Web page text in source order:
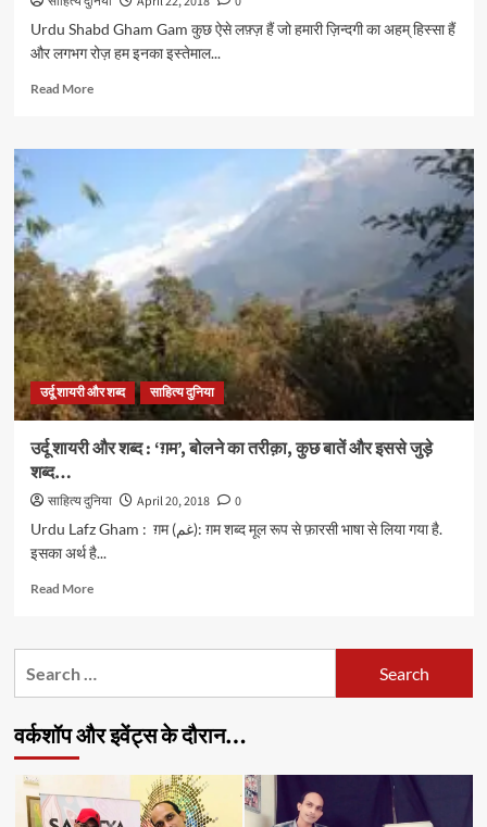
Urdu Shabd Gham Gam कुछ ऐसे लफ़्ज़ हैं जो हमारी ज़िन्दगी का अहम् हिस्सा हैं
और लगभग रोज़ हम इनका इस्तेमाल...
Read MoreRead
उर्दू
और
शब्द
नहीं
फिर,
गम
नहीं
ग़म,
मिजाज़
नहीं
मिज़ाज…
उर्दू शायरी और शब्द साहित्य दुनिया
उर्दू शायरी और शब्द : ‘ग़म’, बोलने का तरीक़ा, कुछ बातें और इससे जुड़े
शब्द…
साहित्य दुनिया April 20, 2018
0
Urdu Lafz Gham : ग़म (غم): ग़म शब्द मूल रूप से फ़ारसी भाषा से लिया गया है.
इसका अर्थ है...
Read MoreRead
उर्दू
:
बोलने
तरीक़ा,
वर्कशॉप और इवेंट्स के दौरान…